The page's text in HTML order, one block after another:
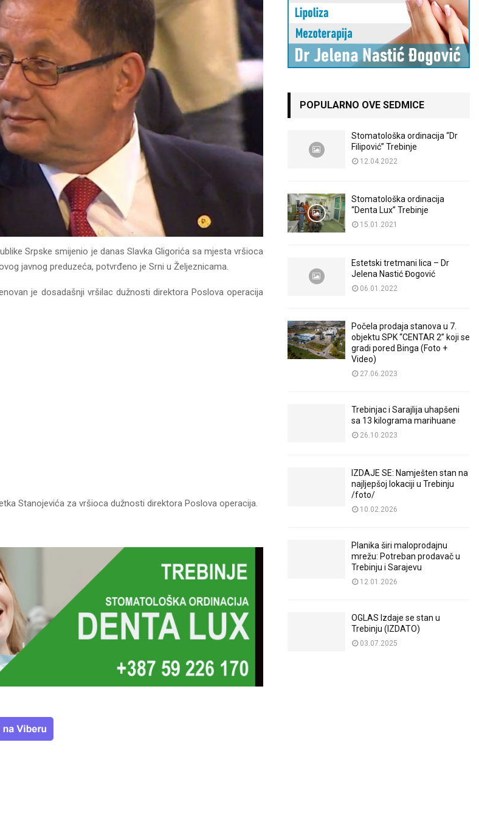
Srpske smijenio je danas Slavka Gligorića sa mjesta vršioca
javnog preduzeća, potvrđeno je Srni u Željeznicama.
je dosadašnji vršilac dužnosti direktora Poslova operacija
Stanojevića za vršioca dužnosti direktora Poslova operacija.
POPULARNO OVE SEDMICE
Stomatološka ordinacija “Dr
Filipović” Trebinje
12.04.2022
Stomatološka ordinacija
“Denta Lux” Trebinje
15.01.2021
Estetski tretmani lica – Dr
Jelena Nastić Đogović
06.01.2022
Počela prodaja stanova u 7.
objektu SPK “CENTAR 2” koji se
gradi pored Binga (Foto +
Video)
27.06.2023
Trebinjac i Sarajlija uhapšeni
sa 13 kilograma marihuane
26.10.2023
IZDAJE SE: Namješten stan na
najljepšoj lokaciji u Trebinju
/foto/
10.02.2026
Planika širi maloprodajnu
mrežu: Potreban prodavač u
Trebinju i Sarajevu
12.01.2026
OGLAS Izdaje se stan u
Trebinju (IZDATO)
03.07.2025